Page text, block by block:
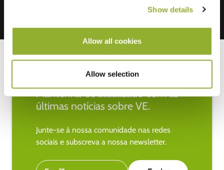
Show details
Allow all cookies
Allow selection
Mantenha-se atualizado com as
últimas notícias sobre VE.
Junte-se à nossa comunidade nas redes
sociais e subscreva a nossa newsletter.